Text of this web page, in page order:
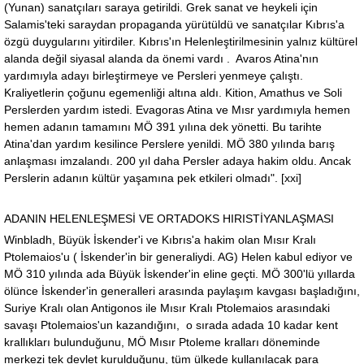
(Yunan) sanatçıları saraya getirildi. Grek sanat ve heykeli için
Salamis'teki saraydan propaganda yürütüldü ve sanatçılar Kıbrıs'a
özgü duygularını yitirdiler. Kıbrıs'ın Helenleştirilmesinin yalnız kültürel
alanda değil siyasal alanda da önemi vardı . Avaros Atina'nın
yardımıyla adayı birleştirmeye ve Persleri yenmeye çalıştı.
Kraliyetlerin çoğunu egemenliği altına aldı. Kition, Amathus ve Soli
Perslerden yardım istedi. Evagoras Atina ve Mısr yardımıyla hemen
hemen adanın tamamını MÖ 391 yılına dek yönetti. Bu tarihte
Atina'dan yardım kesilince Perslere yenildi. MÖ 380 yılında barış
anlaşması imzalandı. 200 yıl daha Persler adaya hakim oldu. Ancak
Perslerin adanın kültür yaşamına pek etkileri olmadı". [xxi]
ADANIN HELENLEŞMESİ VE ORTADOKS HIRISTİYANLAŞMASI
Winbladh, Büyük İskender'i ve Kıbrıs'a hakim olan Mısır Kralı
Ptolemaios'u ( İskender'in bir generaliydi. AG) Helen kabul ediyor ve
MÖ 310 yılında ada Büyük İskender'in eline geçti. MÖ 300'lü yıllarda
ölünce İskender'in generalleri arasında paylaşım kavgası başladığını,
Suriye Kralı olan Antigonos ile Mısır Kralı Ptolemaios arasındaki
savaşı Ptolemaios'un kazandığını, o sırada adada 10 kadar kent
krallıkları bulunduğunu, MÖ Mısır Ptoleme kralları döneminde
merkezi tek devlet kurulduğunu, tüm ülkede kullanılacak para